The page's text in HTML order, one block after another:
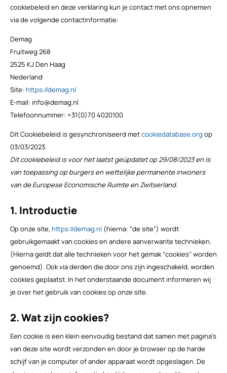
cookiebeleid en deze verklaring kun je contact met ons opnemen
via de volgende contactinformatie:
Demag
Fruitweg 268
2525 KJ Den Haag
Nederland
Site: https://demag.nl
E-mail: info@demag.nl
Telefoonnummer: +31(0)70 4020100
Dit Cookiebeleid is gesynchroniseerd metcookiedatabase.org op
03/03/2023.
Dit cookiebeleid is voor het laatst geüpdatet op 29/08/2023 en is
van toepassing op burgers en wettelijke permanente inwoners
van de Europese Economische Ruimte en Zwitserland.
1. Introductie
Op onze site, https://demag.nl (hierna: “de site”) wordt
gebruikgemaakt van cookies en andere aanverwante technieken.
(Hierna geldt dat alle technieken voor het gemak “cookies” worden
genoemd). Ook via derden die door ons zijn ingeschakeld, worden
cookies geplaatst. In het onderstaande document informeren wij
je over het gebruik van cookies op onze site.
2. Wat zijn cookies?
Een cookie is een klein eenvoudig bestand dat samen met pagina's
van deze site wordt verzonden en door je browser op de harde
schijf van je computer of ander apparaat wordt opgeslagen. De